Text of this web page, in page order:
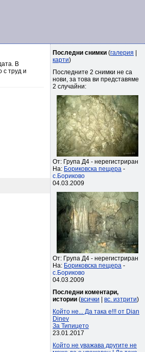
В
с труд и
Последни снимки (галерия
карти)
Последните 2 снимки не са
нови, за това ви представяме
2 случайни:
От: Група Д4 - нерегистриран
На: Бориковска пещера -
с.Бориково
04.03.2009
От: Група Д4 - нерегистриран
На: Бориковска пещера -
с.Бориково
04.03.2009
Последни коментари,
истории (всички вс. изтрити)
Който не... Да така е!!! от Dian
Dinev
За Типицето
23.01.2017
Който не уважава другите не